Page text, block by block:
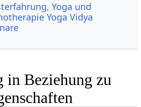
Yoga und
Yoga Vidya
Beziehung zu